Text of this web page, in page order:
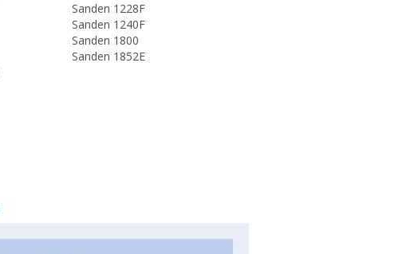
Sanden 1228F
Sanden 1240F
Sanden 1800
Sanden 1852E